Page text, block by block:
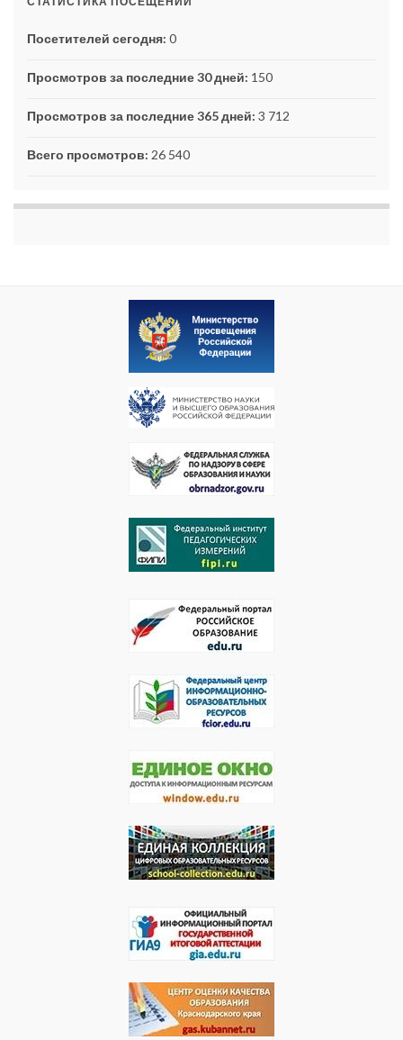
Посетителей сегодня: 0
Просмотров за последние 30 дней: 150
Просмотров за последние 365 дней: 3 712
Всего просмотров: 26 540